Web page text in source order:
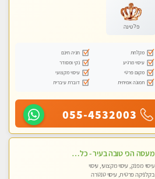
פלטינה
מקלחת
חניה חינם
עיסוי מרגיע
נקי ומסודר
מקום פרטי
עיסוי מקצועי
תמונה אמיתית
דוברת עיברית
055-4532003
מעסה הכי טובה בעיר - כל סוגי העיסויים מעסה מקצועית ואיכותית פרטי!!!
עיסוי מפנק, עיסוי מקצועי, עיסוי
בקלניקה פרטית, עיסוי טנטרה